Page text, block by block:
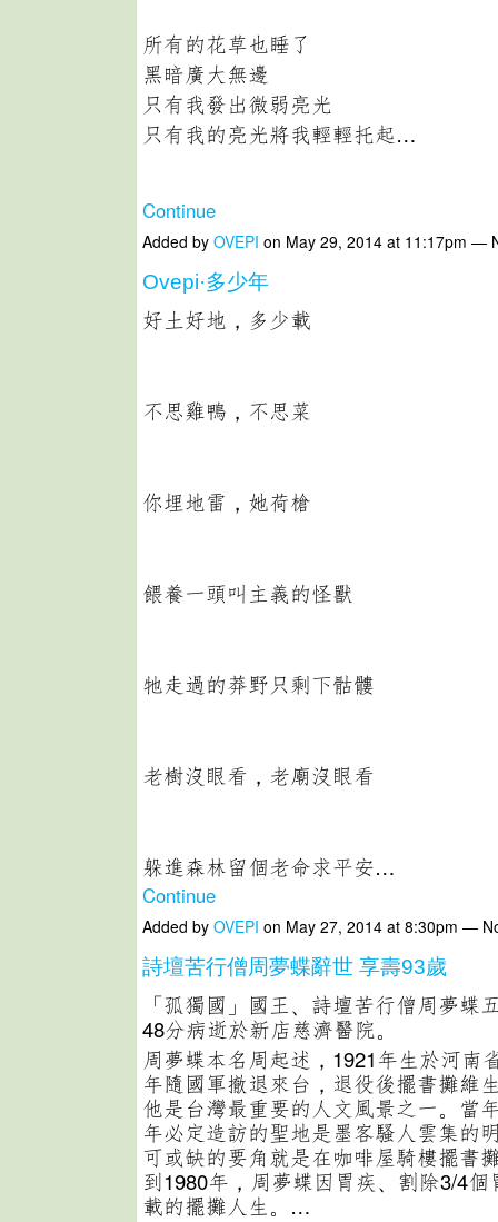
所有的花草也睡了
黑暗廣大無邊
只有我發出微弱亮光
只有我的亮光將我輕輕托起…
Continue
Added by OVEPI on May 29, 2014 at 11:17pm —
Ovepi·多少年
好土好地，多少載
不思雞鴨，不思菜
你埋地雷，她荷槍
餵養一頭叫主義的怪獸
牠走過的莽野只剩下骷髏
老樹沒眼看，老廟沒眼看
躲進森林留個老命求平安…
Continue
Added by OVEPI on May 27, 2014 at 8:30pm —
詩壇苦行僧周夢蝶辭世 享壽93歲
「孤獨國」國王、詩壇苦行僧周夢蝶
48分病逝於新店慈濟醫院。
周夢蝶本名周起述，1921年生於河南
年隨國軍撤退來台，退役後擺書攤維
他是台灣最重要的人文風景之一。當
年必定造訪的聖地是墨客騷人雲集的
可或缺的要角就是在咖啡屋騎樓擺書
到1980年，周夢蝶因胃疾、割除3/4
載的擺攤人生。…